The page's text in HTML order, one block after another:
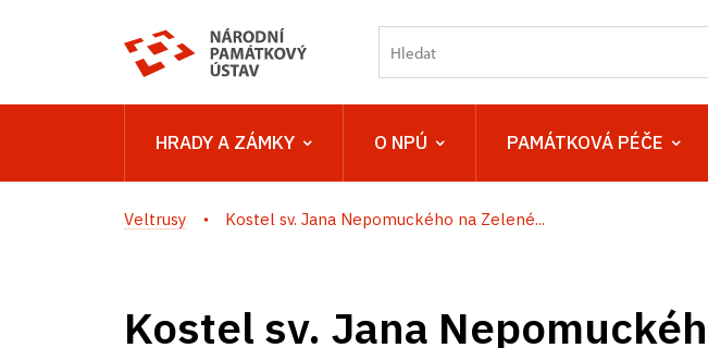
HRADY A ZÁMKY O NPÚ PAMÁTKOVÁ PÉČE
Veltrusy Kostel sv. Jana Nepomuckého na Zelené...
Kostel sv. Jana